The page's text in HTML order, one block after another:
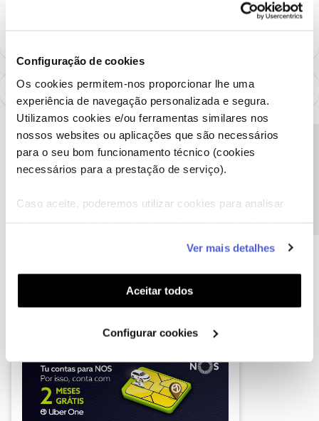
Configuração de cookies
Os cookies permitem-nos proporcionar lhe uma
experiência de navegação personalizada e segura.
Utilizamos cookies e/ou ferramentas similares nos
nossos websites ou aplicações que são necessários
para o seu bom funcionamento técnico (cookies
necessários para a prestação de serviço).
Caso aceite, poderemos utilizar cookies para analisar
funcionalidades (cookies de personalização e
funcionalidade) e adaptar anúncios aos seus interesses
(cookies de publicidade personalizada). Pode gerir a
utilização dos cookies clicando em "Configurar
Ver mais detalhes
Aceitar todos
Configurar cookies
como "Melhor Resposta" e faça "Like" nos melhores comentários.